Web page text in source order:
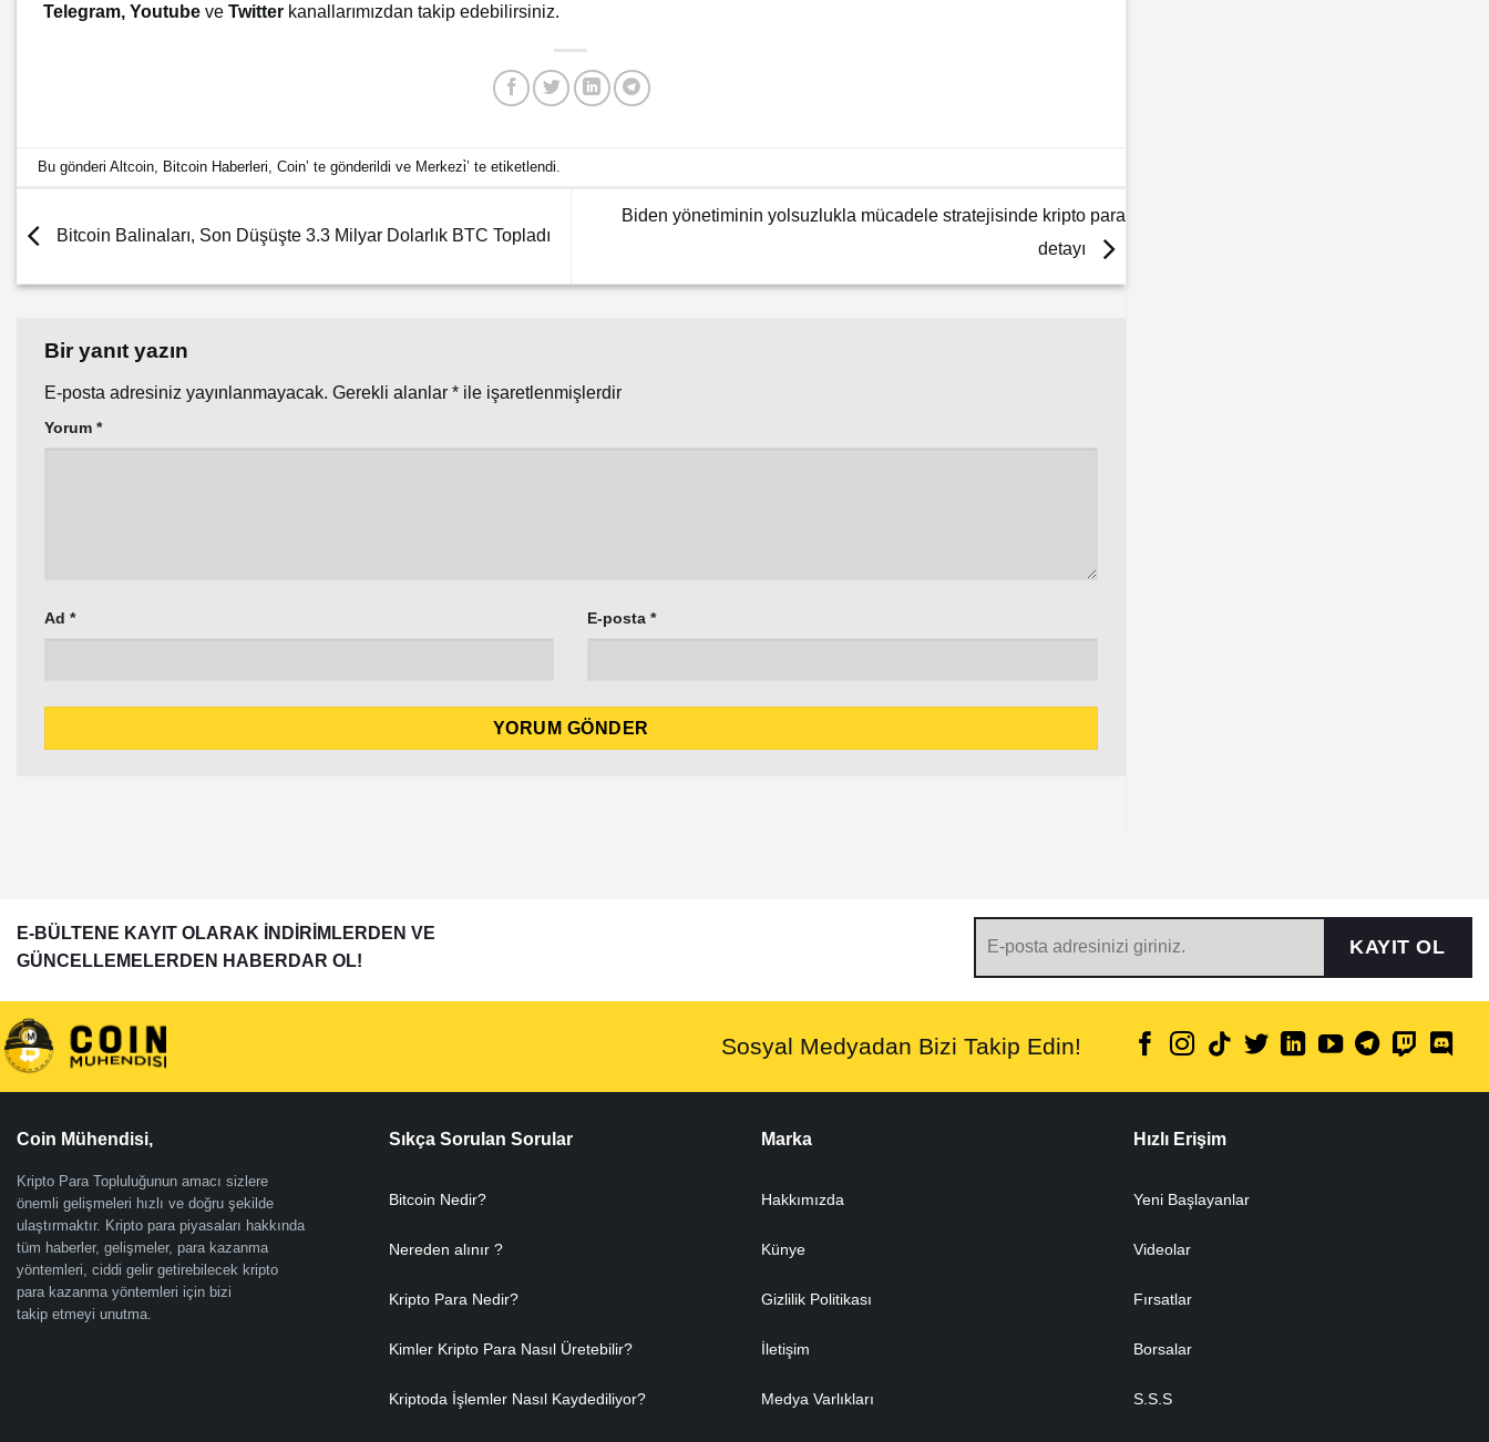
Telegram, Youtube ve Twitter kanallarımızdan takip edebilirsiniz.
Bu gönderiAltcoin Bitcoin Haberleri ,Coin’ te gönderildi ve Merkezi̇’ te etiketlendi.
Bitcoin Balinaları, Son Düşüşte 3.3 Milyar Dolarlık BTC Topladı
Biden yönetiminin yolsuzlukla mücadele stratejisinde kripto para
detayı
Bir yanıt yazın
E-posta adresiniz yayınlanmayacak. Gerekli alanlar * ile işaretlenmişlerdir
Yorum *
Ad * E-posta*
E-BÜLTENE KAYIT OLARAK İNDİRİMLERDEN VE
GÜNCELLEMELERDEN HABERDAR OL!
KAYIT OL
Sosyal Medyadan Bizi Takip Edin!
Coin Mühendisi,
Kripto Para Topluluğunun amacı sizlere
önemli gelişmeleri hızlı ve doğru şekilde
ulaştırmaktır. Kripto para piyasaları hakkında
tüm haberler, gelişmeler, para kazanma
yöntemleri, ciddi gelir getirebilecek kripto
para kazanma yöntemleri için bizi
takip etmeyi unutma.
Sıkça Sorulan Sorular
Bitcoin Nedir?
Nereden alınır ?
Kripto Para Nedir?
Kimler Kripto Para Nasıl Üretebilir?
Kriptoda İşlemler Nasıl Kaydediliyor?
Marka
Hakkımızda
Künye
Gizlilik Politikası
İletişim
Medya Varlıkları
Hızlı Erişim
Yeni Başlayanlar
Videolar
Fırsatlar
Borsalar
S.S.S